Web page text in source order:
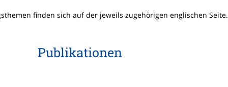
finden sich auf der jeweils zugehörigen englischen Seite.
Publikationen